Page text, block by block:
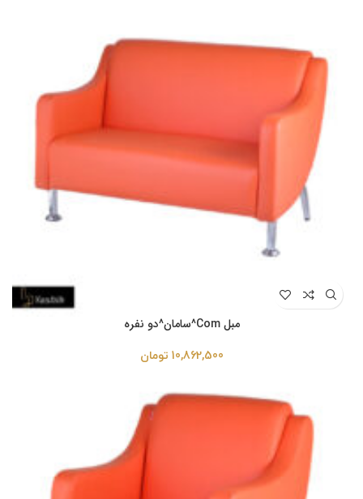
مبل Com^سامان^دو نفره
10,862,500 تومان